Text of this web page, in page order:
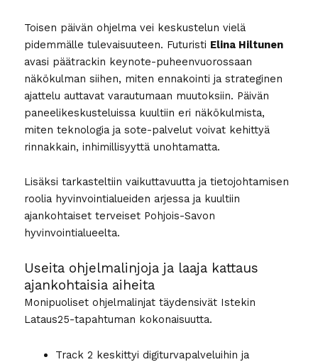
Toisen päivän ohjelma vei keskustelun vielä
pidemmälle tulevaisuuteen. Futuristi Elina Hiltunen
avasi päätrackin keynote-puheenvuorossaan
näkökulman siihen, miten ennakointi ja strateginen
ajattelu auttavat varautumaan muutoksiin. Päivän
paneelikeskusteluissa kuultiin eri näkökulmista,
miten teknologia ja sote-palvelut voivat kehittyä
rinnakkain, inhimillisyyttä unohtamatta.
Lisäksi tarkasteltiin vaikuttavuutta ja tietojohtamisen
roolia hyvinvointialueiden arjessa ja kuultiin
ajankohtaiset terveiset Pohjois-Savon
hyvinvointialueelta.
Useita ohjelmalinjoja ja laaja kattaus
ajankohtaisia aiheita
Monipuoliset ohjelmalinjat täydensivät Istekin
Lataus25-tapahtuman kokonaisuutta.
Track 2 keskittyi digiturvapalveluihin ja